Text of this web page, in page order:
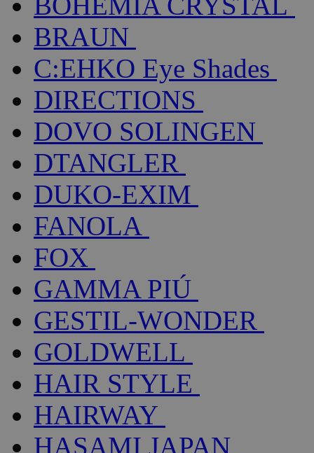
BRAUN
C:EHKO Eye Shades
DIRECTIONS
DOVO SOLINGEN
DTANGLER
DUKO-EXIM
FANOLA
FOX
GAMMA PIÚ
GESTIL-WONDER
GOLDWELL
HAIR STYLE
HAIRWAY
HASAMI JAPAN